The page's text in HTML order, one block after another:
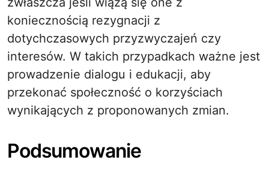
koniecznością rezygnacji z
dotychczasowych przyzwyczajeń czy
interesów. W takich przypadkach ważne jest
prowadzenie dialogu i edukacji, aby
przekonać społeczność o korzyściach
wynikających z proponowanych zmian.
Podsumowanie